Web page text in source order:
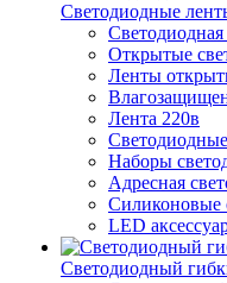
Светодиодные
Светодиодная
Открытые
Ленты
Лента 220в
Наборы
Адресная
Силиконовые
LED
Светодиодный